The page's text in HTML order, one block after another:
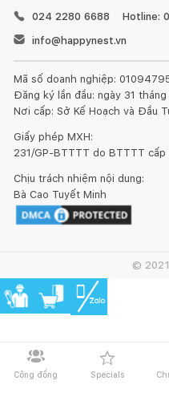
Cộng đồng Specials
024 2280 6688
Hotline:
info@happynest.vn
Mã số doanh nghiệp:
Đăng ký lần đầu: ngày 31
Nơi cấp: Sở Kế Hoạch và Đầu
Giấy phép MXH:
231/GP-BTTTT do BTTTT cấp
Chịu trách nhiệm nội dung:
Bà Cao Tuyết Minh
©